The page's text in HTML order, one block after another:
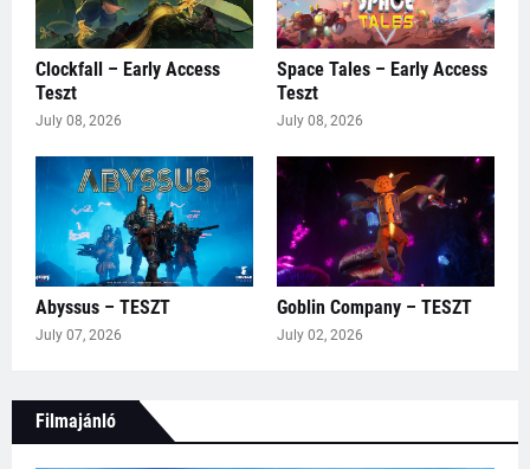
Clockfall – Early Access
Teszt
July 08, 2026
Space Tales – Early Access
Teszt
July 08, 2026
Abyssus – TESZT
July 07, 2026
Goblin Company – TESZT
July 02, 2026
Filmajánló